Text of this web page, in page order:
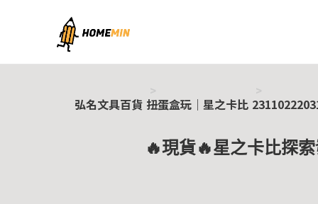
弘名文具百貨
弘名文具百貨 扭蛋盒玩｜星之卡比
🔥現貨🔥星之卡比探